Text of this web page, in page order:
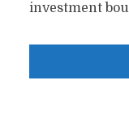
investment